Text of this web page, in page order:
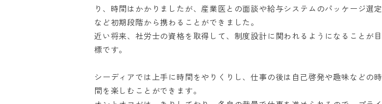
り、時間はかかりましたが、産業医との面談や給与システムのパッケージ選定
など初期段階から携わることができました。
近い将来、社労士の資格を取得して、制度設計に関われるようになることが目
標です。
シーディアでは上手に時間をやりくりし、仕事の後は自己啓発や趣味などの時
間を楽しむことができます。